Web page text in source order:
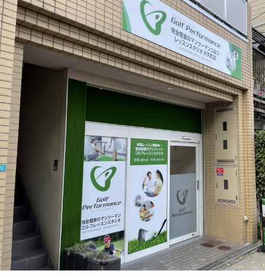
最新のスイング解析システム
独自のコースティーチング
クラブフィッティングの５つのこだわり
全額返金保証
原田メソッド
エゴスキューメソッド
レッスン内容
ゴルフが楽しみたい（初心者）
短期間での上達（初心者）
シングルを目指したい（中・上級者）